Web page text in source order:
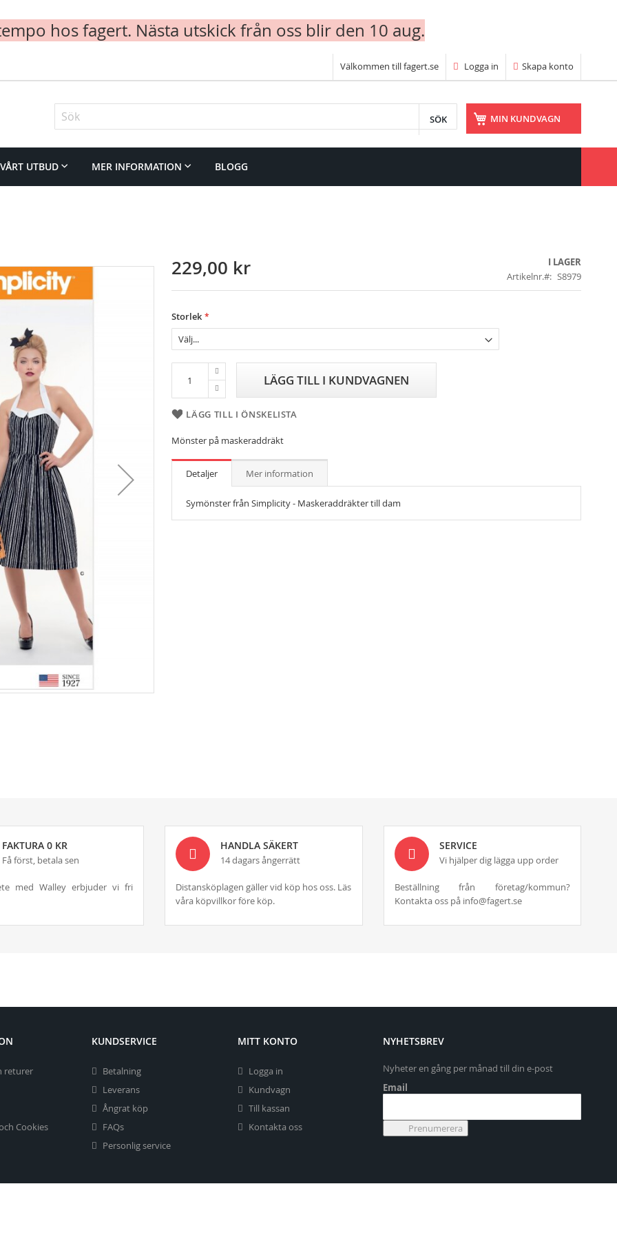
hos fagert. Nästa utskick från oss blir den 10 aug.
Välkommen till fagert.se Logga in Skapa konto
MIN KUNDVAGN
Sök
VÅRT UTBUD MER INFORMATION BLOGG
229,00 kr
I LAGER
Artikelnr.
S8979
Storlek
LÄGG TILL I KUNDVAGNEN
LÄGG TILL I ÖNSKELISTA
Mönster på maskeraddräkt
Detaljer
Symönster från Simplicity - Maskeraddräkter till dam
Mer information
FAKTURA 0 KR
Få först, betala sen
med Walley erbjuder vi fri
HANDLA SÄKERT
14 dagars ångerrätt
Distansköplagen gäller vid köp hos oss. Läs
våra köpvillkor före köp.
SERVICE
Vi hjälper dig lägga upp order
Beställning från företag/kommun?
Kontakta oss på info@fagert.se
returer
Cookies
KUNDSERVICE
Betalning
Leverans
Ångrat köp
FAQs
Personlig service
MITT KONTO
Logga in
Kundvagn
Till kassan
Kontakta oss
NYHETSBREV
Nyheter en gång per månad till din e-post
Email